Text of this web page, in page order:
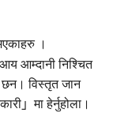
।
आम्दानी निश्चित
छन। विस्तृत जान
」मा हेर्नुहोला।